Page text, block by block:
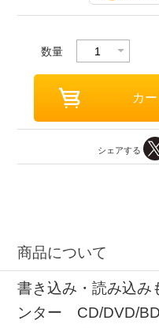
数量
シェアする
商品について
書き込み・読み込み
ンター CD/DVD/